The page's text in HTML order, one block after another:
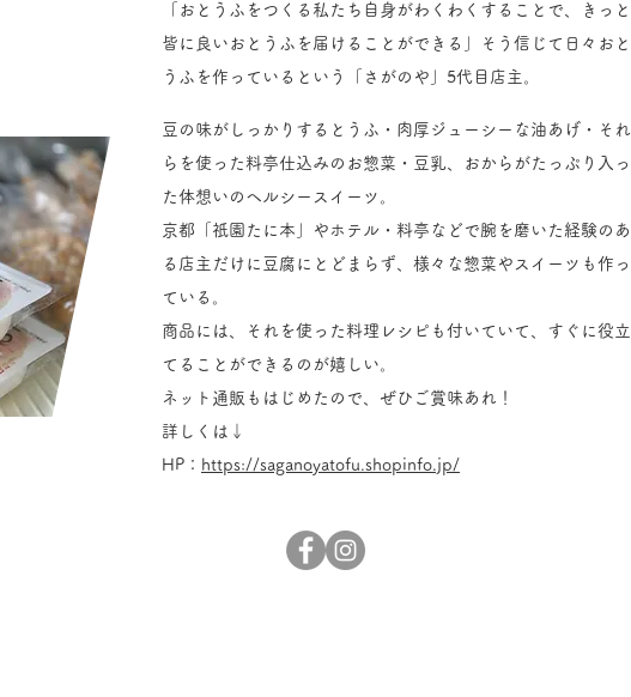
「おとうふをつくる私たち自身がわくわくすることで、きっと
皆に良いおとうふを届けることができる」そう信じて日々おと
うふを作っているという「さがのや」5代目店主。
豆の味がしっかりするとうふ・肉厚ジューシーな油あげ・それ
らを使った料亭仕込みのお惣菜・豆乳、おからがたっぷり入っ
た体想いのヘルシースイーツ。
京都「祇園たに本」やホテル・料亭などで腕を磨いた経験のあ
る店主だけに豆腐にとどまらず、様々な惣菜やスイーツも作っ
ている。
商品には、それを使った料理レシピも付いていて、すぐに役立
てることができるのが嬉しい。
​ネット通販もはじめたので、ぜひご賞味あれ！
​詳しくは↓
HP： https://saganoyatofu.shopinfo.jp/